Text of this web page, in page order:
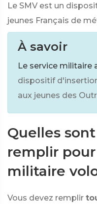
Le SMV est un
jeunes Français de
À savoir
Le service militaire
dispositif
aux jeunes des
Quelles
remplir
militaire
Vous devez remplir